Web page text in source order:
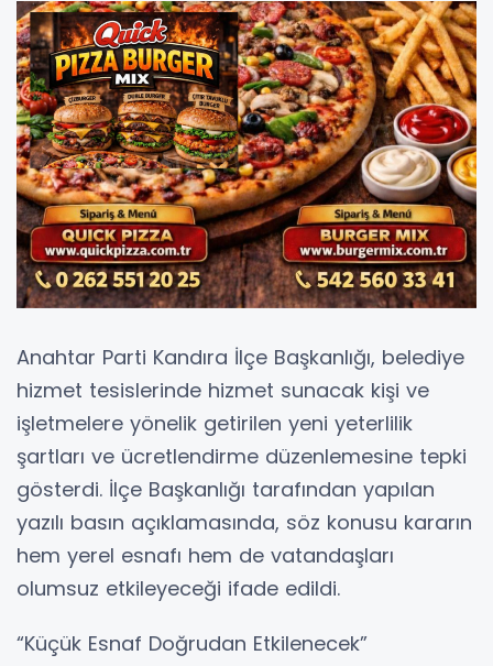
Anahtar Parti Kandıra İlçe Başkanlığı, belediye
hizmet tesislerinde hizmet sunacak kişi ve
işletmelere yönelik getirilen yeni yeterlilik
şartları ve ücretlendirme düzenlemesine tepki
gösterdi. İlçe Başkanlığı tarafından yapılan
yazılı basın açıklamasında, söz konusu kararın
hem yerel esnafı hem de vatandaşları
olumsuz etkileyeceği ifade edildi.
“Küçük Esnaf Doğrudan Etkilenecek”